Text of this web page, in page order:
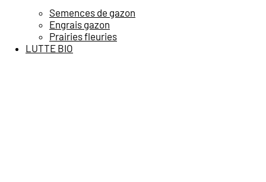
Semences de gazon
Engrais gazon
Prairies fleuries
LUTTE BIO